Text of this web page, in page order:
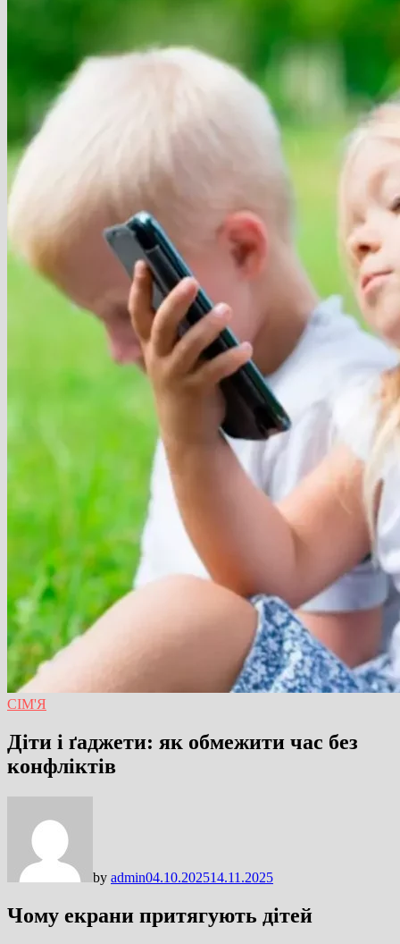
СІМ'Я
Діти і ґаджети: як обмежити час без
конфліктів
by admin04.10.202514.11.2025
Чому екрани притягують дітей